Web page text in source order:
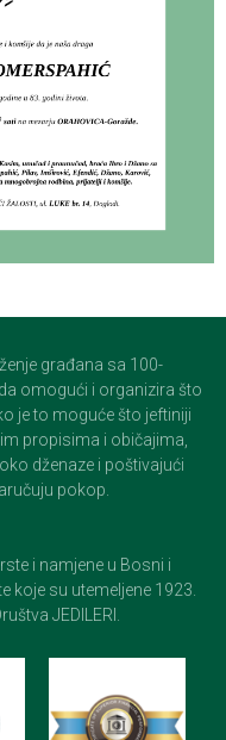
građana sa 100-
omogući i organizira što
je to moguće što jeftiniji
propisima i običajima,
dženaze i poštivajući
pokop.
i namjene u Bosni i
koje su utemeljene 1923.
JEDILERI.